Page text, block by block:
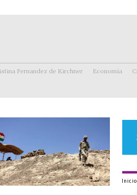
Fernandez de Kirchner Economía
Inicio